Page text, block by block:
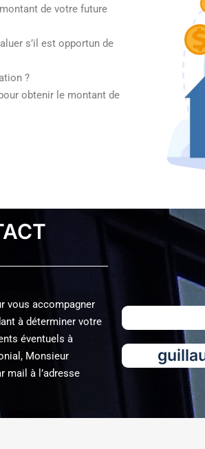
de votre future
s’il est opportun de
?
obtenir le montant de
vous accompagner
à déterminer votre
éventuels à
Monsieur
mail à l’adresse